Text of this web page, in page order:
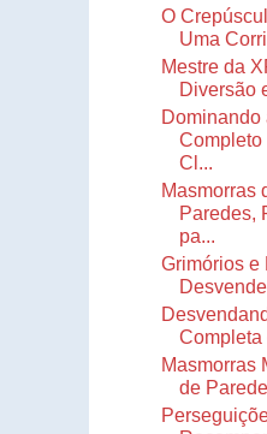
O
Uma
Mestre da
Diversão
Dominando
Completo
Cl...
Masmorras
Paredes,
pa...
Grimórios e
Completa
Masmorras
de